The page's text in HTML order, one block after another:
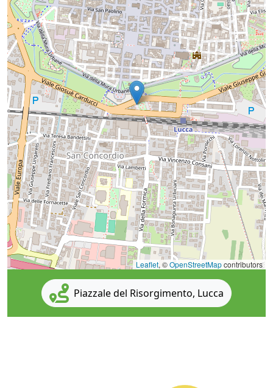
Leaflet, ©OpenStreetMapcontributors
Piazzale del Risorgimento, Lucca